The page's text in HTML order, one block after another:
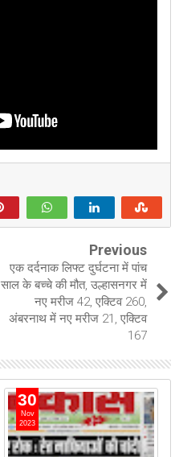
Previous
एक दर्दनाक लिफ्ट दुर्घटना में पांच
साल के बच्चे की मौत, उल्हासनगर में
नए मरीज 42, एक्टिव 260,
अंबरनाथ में नए मरीज 21, एक्टिव
167
30
Nov
2023